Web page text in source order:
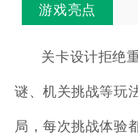
游戏亮点
关卡设计拒绝
谜、机关挑战等玩
局，每次挑战体验